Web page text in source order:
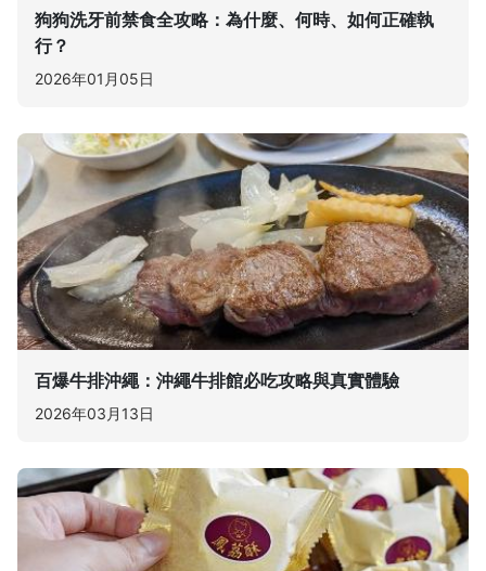
狗狗洗牙前禁食全攻略：為什麼、何時、如何正確執
行？
2026年01月05日
百爆牛排沖繩：沖繩牛排館必吃攻略與真實體驗
2026年03月13日